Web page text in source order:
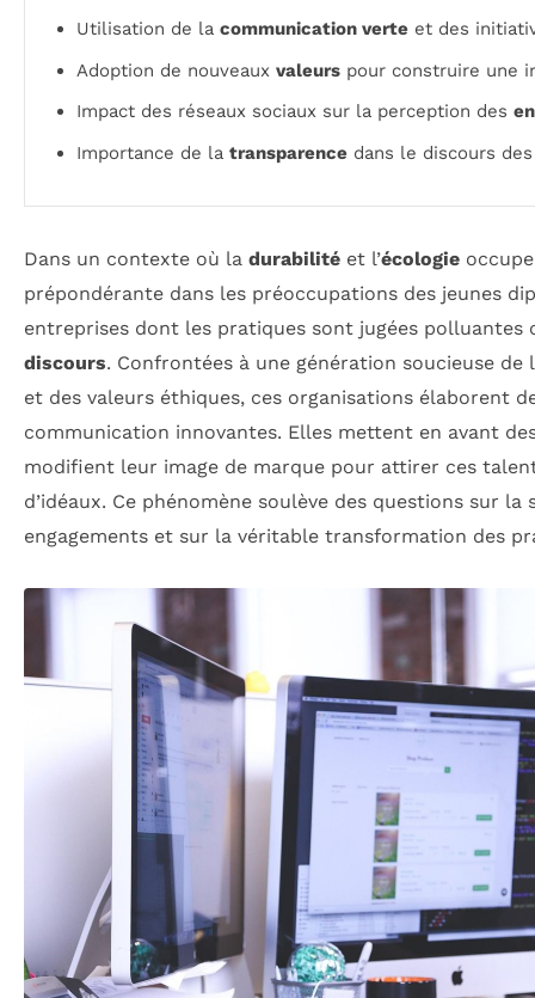
Utilisation de la communication verte et des
Adoption de nouveaux valeurs pour construire une
Impact des réseaux sociaux sur la perception des
Importance de la transparence dans le discours
Dans un contexte où la durabilité et l’écologie
prépondérante dans les préoccupations des jeunes
entreprises dont les pratiques sont jugées polluantes
discours. Confrontées à une génération soucieuse de
et des valeurs éthiques, ces organisations élaborent
communication innovantes. Elles mettent en avant
modifient leur image de marque pour attirer ces
d’idéaux. Ce phénomène soulève des questions sur la
engagements et sur la véritable transformation des